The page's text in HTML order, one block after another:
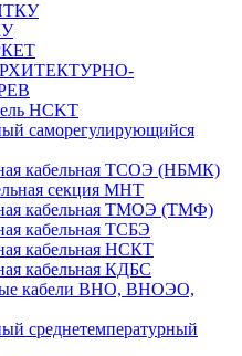
НCKТ
саморегулирующийся
кабельная ТСОЭ (НБМК)
секция МНТ
кабельная ТМОЭ (ТМФ)
кабельная ТСБЭ
кабельная НСКТ
кабельная КДБС
кабели ВНО, ВНОЭО,
среднетемпературный